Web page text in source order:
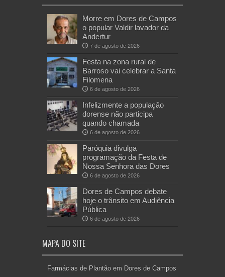
Morre em Dores de Campos
o popular Valdir lavador da
Andertur
7 de agosto de 2026
Festa na zona rural de
Barroso vai celebrar a Santa
Filomena
6 de agosto de 2026
Infelizmente a população
dorense não participa
quando chamada
6 de agosto de 2026
Paróquia divulga
programação da Festa de
Nossa Senhora das Dores
6 de agosto de 2026
Dores de Campos debate
hoje o trânsito em Audiência
Pública
6 de agosto de 2026
MAPA DO SITE
Farmácias de Plantão em Dores de Campos